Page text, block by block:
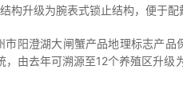
升级为腕表式锁止结构，便于
澄湖大闸蟹产品地理标志产品
由去年可溯源至12个养殖区升